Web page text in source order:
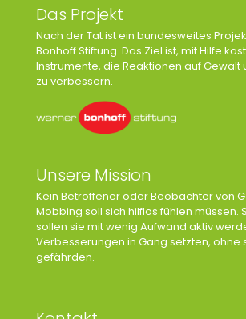
Das Projekt
Nach der Tat ist ein bundesweites
Bonhoff Stiftung. Das Ziel ist, mit Hilfe
Instrumente, die Reaktionen auf Gewalt
zu verbessern.
Unsere Mission
Kein Betroffener oder Beobachter von
Mobbing soll sich hilflos fühlen müssen.
sollen sie mit wenig Aufwand aktiv
Verbesserungen in Gang setzten, ohne
gefährden.